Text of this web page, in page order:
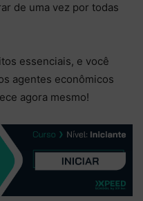
de uma vez por todas
essenciais, e você
agentes econômicos
agora mesmo!